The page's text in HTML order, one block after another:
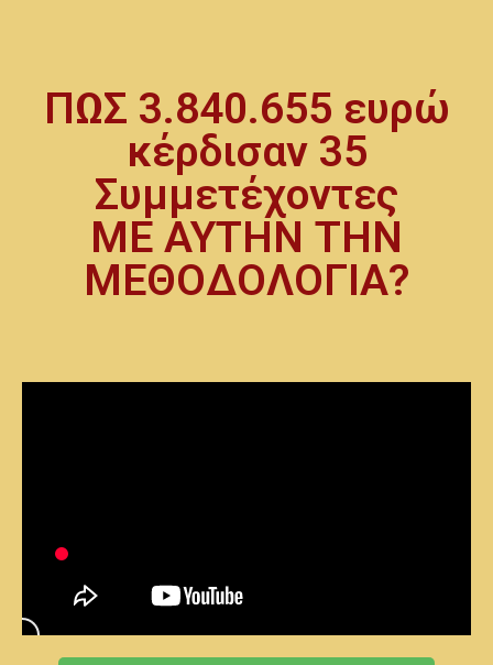
ΠΩΣ 3.840.655 ευρώ
κέρδισαν 35
Συμμετέχοντες
ΜΕ ΑΥΤΗΝ ΤΗΝ
ΜΕΘΟΔΟΛΟΓΙΑ?